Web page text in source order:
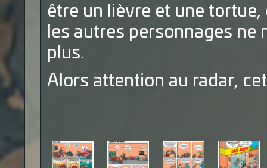
être un lièvre et une
les autres personnages
plus.
Alors attention au radar,